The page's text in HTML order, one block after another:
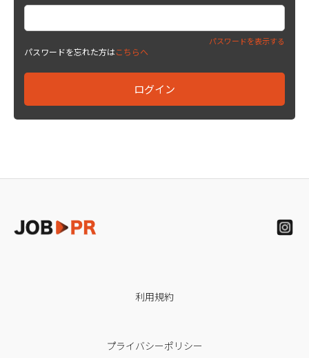
パスワードを表示する
パスワードを忘れた方はこちらへ
利用規約
プライバシーポリシー